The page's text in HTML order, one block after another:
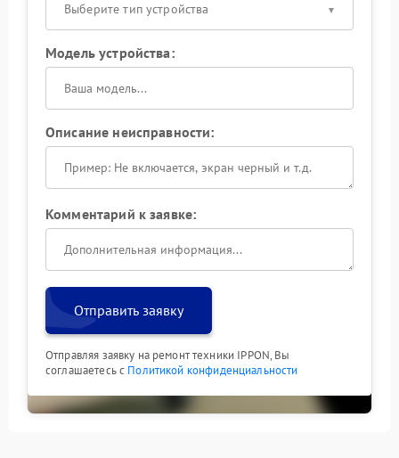
Выберите тип устройства
Модель устройства:
Описание неисправности:
Комментарий к заявке:
Отправить заявку
Отправляя заявку на ремонт техники IPPON, Вы
соглашаетесь с Политикой конфиденциальности